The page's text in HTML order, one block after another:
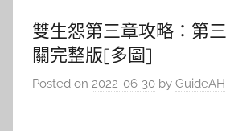
雙生怨第三章攻略：第
關完整版[多圖]
Posted on 2022-06-30 by GuideAH